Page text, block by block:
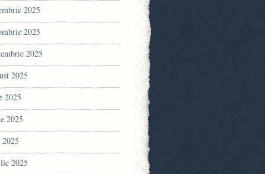
2025
2025
2025
2025
2025
2025
2025